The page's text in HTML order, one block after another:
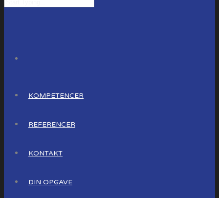
KOMPETENCER
REFERENCER
KONTAKT
DIN OPGAVE